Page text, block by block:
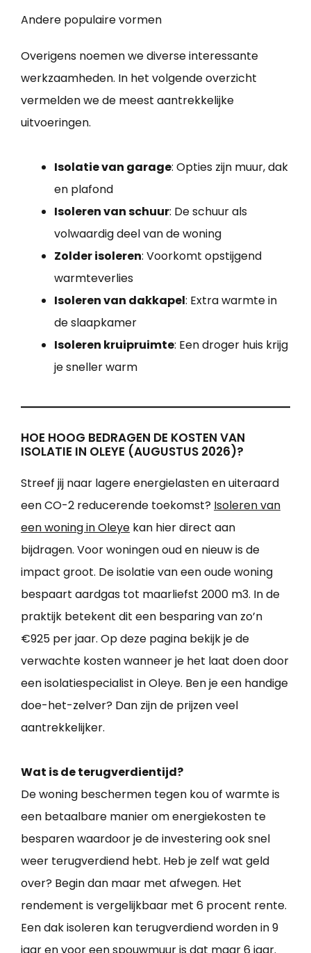
Andere populaire vormen
Overigens noemen we diverse interessante
werkzaamheden. In het volgende overzicht
vermelden we de meest aantrekkelijke
uitvoeringen.
Isolatie van garage: Opties zijn muur, dak
en plafond
Isoleren van schuur: De schuur als
volwaardig deel van de woning
Zolder isoleren: Voorkomt opstijgend
warmteverlies
Isoleren van dakkapel: Extra warmte in
de slaapkamer
Isoleren kruipruimte: Een droger huis krijg
je sneller warm
HOE HOOG BEDRAGEN DE KOSTEN VAN
ISOLATIE IN OLEYE (AUGUSTUS 2026)?
Streef jij naar lagere energielasten en uiteraard
een CO-2 reducerende toekomst? Isoleren van
een woning in Oleye kan hier direct aan
bijdragen. Voor woningen oud en nieuw is de
impact groot. De isolatie van een oude woning
bespaart aardgas tot maarliefst 2000 m3. In de
praktijk betekent dit een besparing van zo’n
€925 per jaar. Op deze pagina bekijk je de
verwachte kosten wanneer je het laat doen door
een isolatiespecialist in Oleye. Ben je een handige
doe-het-zelver? Dan zijn de prijzen veel
aantrekkelijker.
Wat is de terugverdientijd?
De woning beschermen tegen kou of warmte is
een betaalbare manier om energiekosten te
besparen waardoor je de investering ook snel
weer terugverdiend hebt. Heb je zelf wat geld
over? Begin dan maar met afwegen. Het
rendement is vergelijkbaar met 6 procent rente.
Een dak isoleren kan terugverdiend worden in 9